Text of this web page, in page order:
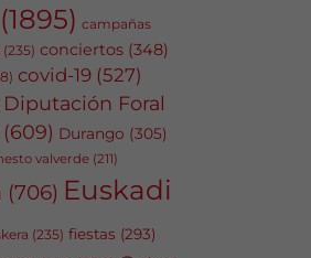
(1895) campañas
(235) conciertos (348)
covid-19 (527)
Diputación Foral
(609) Durango (305)
valverde (211)
(706) Euskadi
(235) fiestas (293)